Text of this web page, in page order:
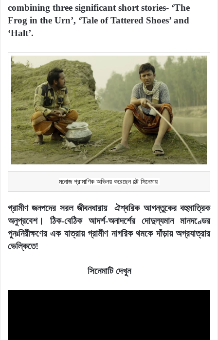
combining three significant short stories- ‘The
Frog in the Urn’, ‘Tale of Tattered Shoes’ and
‘Halt’.
মনোজ প্রামাণিক অভিনয় করেছেন হল্ট সিনেমায়
গ্রামীণ জনপদের সরল জীবনধারায় ঐশ্বরিক আগন্তুকের বহুমাত্রিক
অনুপ্রবেশ। ঠিক-বেঠিক আদর্শ-অনাদর্শের দোদুল্যমান মানদণ্ডের
পুনঃনিরীক্ষণের এক যাত্রায় গ্রামীণ নাগরিক থমকে দাঁড়ায় অগ্রযাত্রার
ভেল্কিতে!
সিনেমাটি দেখুন